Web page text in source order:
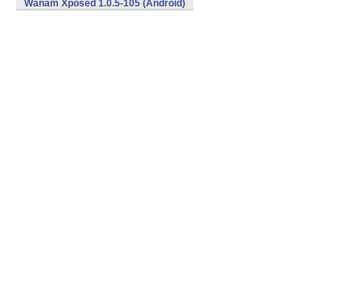
Wanam Xposed 1.0.5-105 (Android)